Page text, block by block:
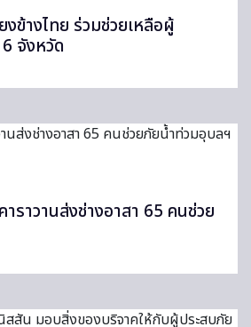
ข้างไทย ร่วมช่วยเหลือผู้
จังหวัด
ราวานส่งช่างอาสา 65 คนช่วย